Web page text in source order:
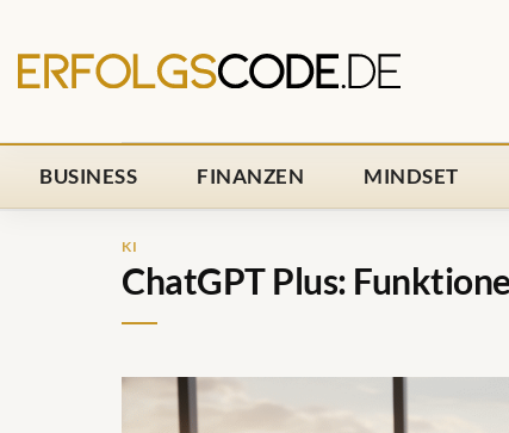
Inhalt
springen
BUSINESS FINANZEN MINDSET
KI
ChatGPT Plus: